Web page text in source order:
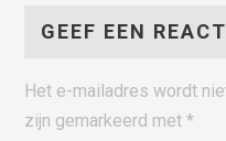
GEEF EEN
Het e-mailadres wordt
zijn gemarkeerd met*